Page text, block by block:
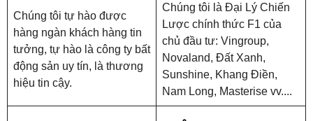
Chúng tôi tự hào được
hàng ngàn khách hàng tin
tưởng, tự hào là công ty bất
động sản uy tín, là thương
hiệu tin cậy.
Chúng tôi là Đại Lý Chiến
Lược chính thức F1 của
chủ đầu tư: Vingroup,
Novaland, Đất Xanh,
Sunshine, Khang Điền,
Nam Long, Masterise vv....